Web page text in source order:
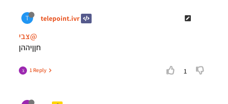
T telepoint.ivr
@צבי
חןןיההן
צ 1 Reply 1